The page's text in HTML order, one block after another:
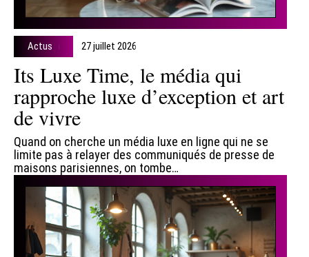
Actus 27 juillet 2026
Its Luxe Time, le média qui
rapproche luxe d’exception et art
de vivre
Quand on cherche un média luxe en ligne qui ne se
limite pas à relayer des communiqués de presse de
maisons parisiennes, on tombe…